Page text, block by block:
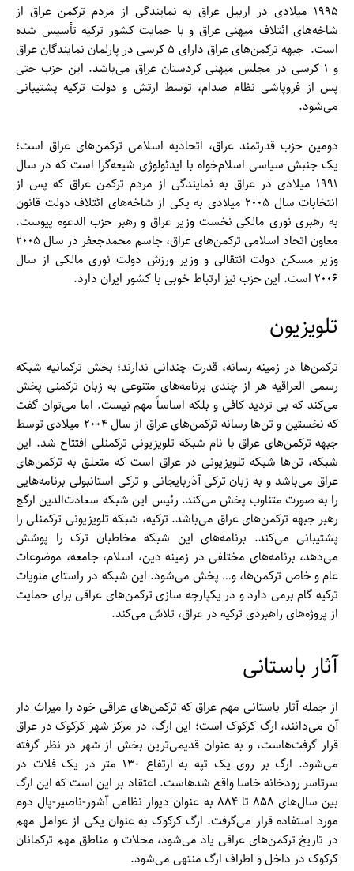
۱۹۹۵ میلادی در اربیل عراق به نمایندگی از مردم ترکمن عراق از
شاخه‌‌های ائتلاف میهنی عراق و با حمایت کشور ترکیه تأسیس شده
‌است. جبهه ترکمن‌‌های عراق دارای ۵ کرسی در پارلمان نمایندگان عراق
و ۱ کرسی در مجلس میهنی کردستان عراق می‌باشد. این حزب حتی
پس از فروپاشی نظام صدام، توسط ارتش و دولت ترکیه پشتیبانی
می‌شود.
دومین حزب قدرتمند عراق، اتحادیه اسلامی ترکمن‌‌های عراق است؛
یک جنبش سیاسی اسلام‌خواه با ایدئولوژی شیعه‌گرا است که در سال
۱۹۹۱ میلادی در عراق به نمایندگی از مردم ترکمن عراق که پس از
انتخابات سال ۲۰۰۵ میلادی به یکی از شاخه‌‌های ائتلاف دولت قانون
به رهبری نوری مالکی نخست وزیر عراق و رهبر حزب الدعوه پیوست.
معاون اتحاد اسلامی ترکمن‌‌های عراق، جاسم محمدجعفر در سال ۲۰۰۵
وزیر مسکن دولت انتقالی و وزیر ورزش دولت نوری مالکی از سال
۲۰۰۶ است. این حزب نیز ارتباط خوبی با کشور ایران دارد.
تلویزیون
ترکمن‌‌ها در زمینه رسانه، قدرت چندانی ندارند؛ بخش ترکمانیه شبکه
رسمی العراقیه هر از چندی برنامه‌‌های متنوعی به زبان ترکمنی پخش
می‌کند که بی تردید کافی و بلکه اساساً مهم نیست. اما می‌توان گفت
که نخستین و تن‌ها رسانه ترکمن‌های عراق از سال ۲۰۰۴ میلادی توسط
جبهه ترکمن‌‌های عراق با نام شبکه تلویزیونی ترکمنلی افتتاح شد. این
شبکه، تن‌ها شبکه تلویزیونی در عراق است که متعلق به ترکمن‌‌های
عراق می‌باشد و به زبان ترکی آذربایجانی و ترکی استانبولی برنامه‌‌هایی
را به صورت متناوب پخش می‌کند. رئیس این شبکه سعادت‌الدین ارگچ
رهبر جبهه ترکمن‌‌های عراق می‌باشد. ترکیه، شبکه تلویزیونی ترکمنلی را
پشتیبانی می‌کند. برنامه‌‌های این شبکه مخاطبان ترک را پوشش
می‌دهد، برنامه‌‌های مختلفی در زمینه دین، اسلام، جامعه، موضوعات
عام و خاص ترکمن‌‌ها، و… پخش می‌شود. این شبکه در راستای منویات
ترکیه گام برمی دارد و در یکپارچه سازی ترکمن‌‌های عراقی برای حمایت
از پروژه‌‌های راهبردی ترکیه در عراق، تلاش می‌کند.
آثار باستانی
از جمله آثار باستانی مهم عراق که ترکمن‌‌های عراقی خود را میراث دار
آن می‌دانند، ارگ کرکوک است؛ این ارگ، در مرکز شهر کرکوک در عراق
قرار گرفت‌هاست، و به عنوان قدیمی‌ترین بخش از شهر در نظر گرفته
می‌شود. ارگ بر روی یک تپه به ارتفاع ۱۳۰ متر در یک فلات در
سرتاسر رودخانه خاسا واقع شد‌هاست. اعتقاد بر این است که این ارگ
بین سال‌‌های ۸۵۸ تا ۸۸۴ به عنوان دیوار نظامی آشور-ناصیر-پال دوم
مورد استفاده قرار می‌گرفت. ارگ کرکوک به عنوان یکی از عوامل مهم
در تاریخ ترکمن‌‌های عراقی یاد می‌شود، محلات و مناطق مهم ترکمانان
کرکوک در داخل و اطراف ارگ منتهی می‌شود.